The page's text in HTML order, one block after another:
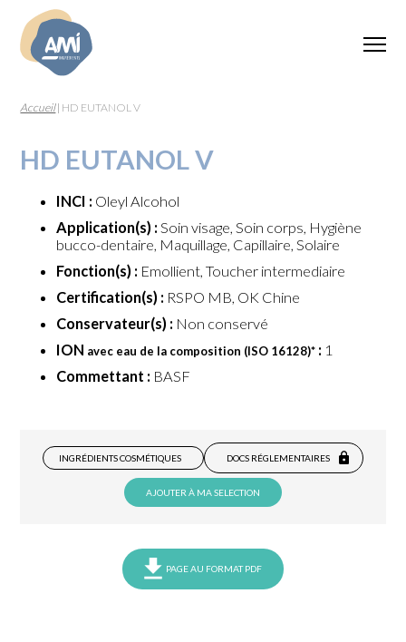
Accueil| HD EUTANOL V
HD EUTANOL V
INCI : Oleyl Alcohol
Application(s) : Soin visage, Soin corps, Hygiène
bucco-dentaire, Maquillage, Capillaire, Solaire
Fonction(s) : Emollient, Toucher intermediaire
Certification(s) : RSPO MB, OK Chine
Conservateur(s) : Non conservé
ION avec eau de la composition (ISO 16128)* : 1
Commettant : BASF
INGRÉDIENTS COSMÉTIQUES DOCS RÉGLEMENTAIRES
AJOUTER À MA SELECTION
PAGE AU FORMAT PDF